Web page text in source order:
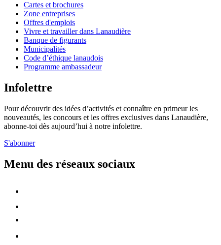
Cartes et brochures
Zone entreprises
Offres d'emplois
Vivre et travailler dans Lanaudière
Banque de figurants
Municipalités
Code d’éthique lanaudois
Programme ambassadeur
Infolettre
Pour découvrir des idées d’activités et connaître en primeur les
nouveautés, les concours et les offres exclusives dans Lanaudière,
abonne-toi dès aujourd’hui à notre infolettre.
S'abonner
Menu des réseaux sociaux